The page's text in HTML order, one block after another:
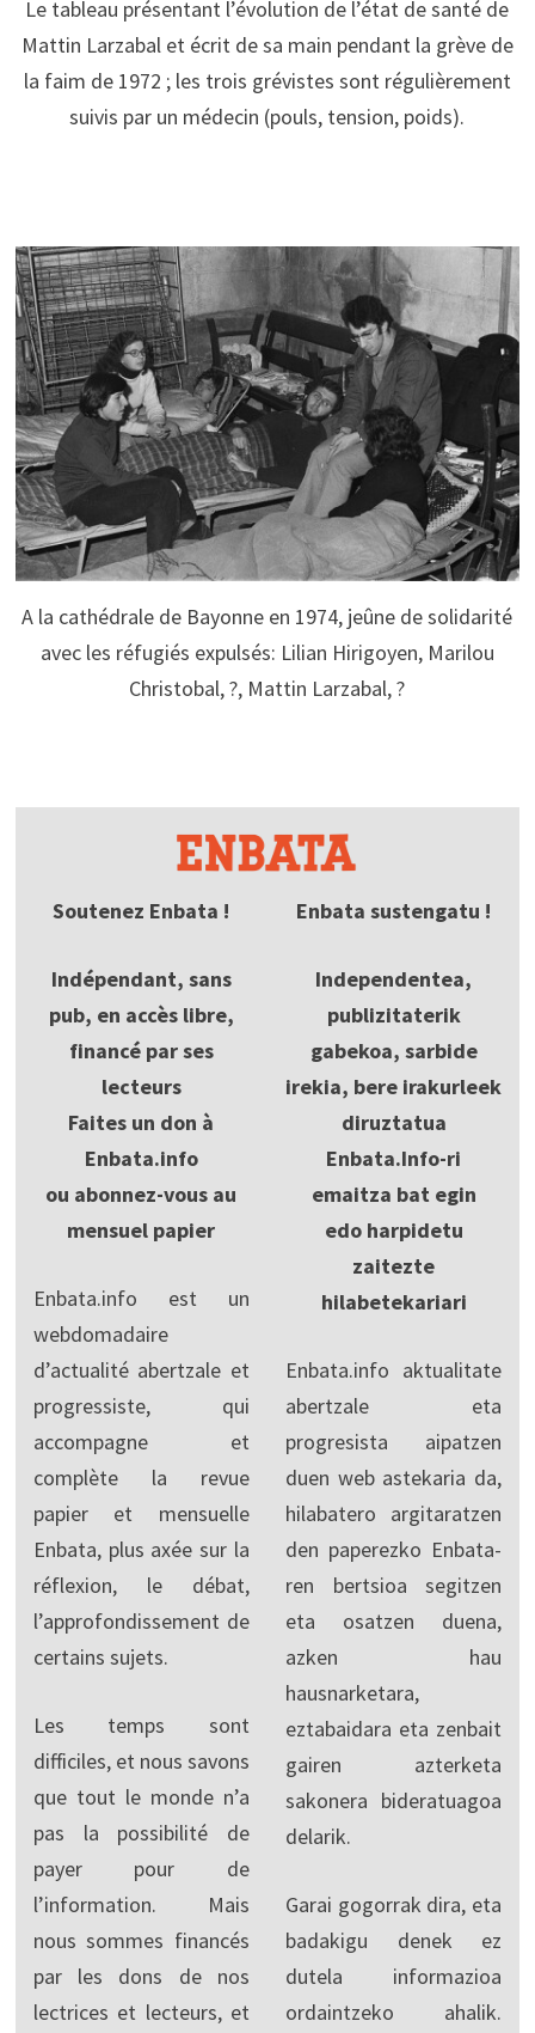
Le tableau présentant l’évolution de l’état de santé de
Mattin Larzabal et écrit de sa main pendant la grève de
la faim de 1972 ; les trois grévistes sont régulièrement
suivis par un médecin (pouls, tension, poids).
A la cathédrale de Bayonne en 1974, jeûne de solidarité
avec les réfugiés expulsés: Lilian Hirigoyen, Marilou
Christobal, ?, Mattin Larzabal, ?
Soutenez Enbata !
Indépendant, sans
pub, en accès libre,
financé par ses
lecteurs
Faites un don à
Enbata.info
ou abonnez-vous au
mensuel papier
Enbata.info est un
webdomadaire
d’actualité abertzale et
progressiste, qui
accompagne et
complète la revue
papier et mensuelle
Enbata, plus axée sur la
réflexion, le débat,
l’approfondissement de
certains sujets.
Les temps sont
difficiles, et nous savons
que tout le monde n’a
pas la possibilité de
payer pour de
l’information. Mais
nous sommes financés
par les dons de nos
lectrices et lecteurs, et
Enbata sustengatu !
Independentea,
publizitaterik
gabekoa, sarbide
irekia, bere irakurleek
diruztatua
Enbata.Info-ri
emaitza bat egin
edo harpidetu
zaitezte
hilabetekariari
Enbata.info aktualitate
abertzale eta
progresista aipatzen
duen web astekaria da,
hilabatero argitaratzen
den paperezko Enbata-
ren bertsioa segitzen
eta osatzen duena,
azken hau
hausnarketara,
eztabaidara eta zenbait
gairen azterketa
sakonera bideratuagoa
delarik.
Garai gogorrak dira, eta
badakigu denek ez
dutela informazioa
ordaintzeko ahalik.